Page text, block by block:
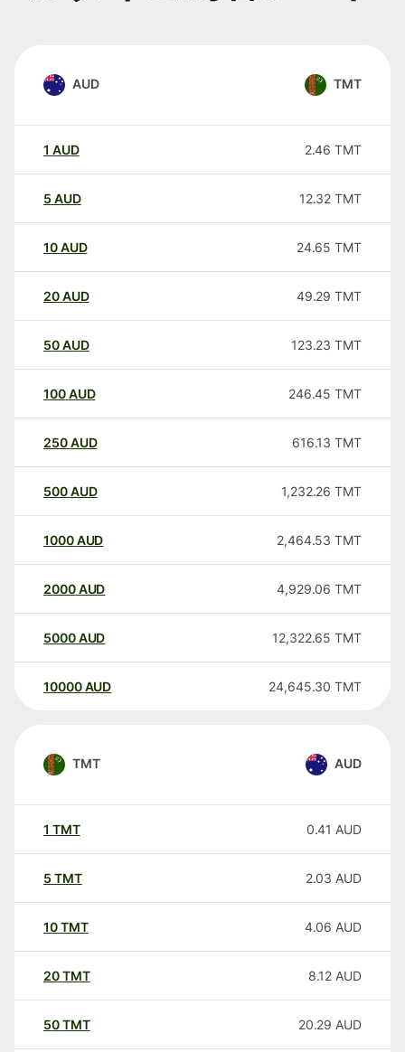
AUD TMT
1 AUD 2.46 TMT
5 AUD 12.32 TMT
10AUD 24.65 TMT
20AUD 49.29 TMT
50AUD 123.23 TMT
100AUD 246.45 TMT
250AUD 616.13 TMT
500AUD 1,232.26 TMT
1000AUD 2,464.53 TMT
2000AUD 4,929.06 TMT
5000AUD 12,322.65 TMT
10000 AUD 24,645.30 TMT
TMT AUD
1 TMT 0.41 AUD
5 TMT 2.03 AUD
10TMT 4.06 AUD
20TMT 8.12 AUD
50TMT 20.29 AUD